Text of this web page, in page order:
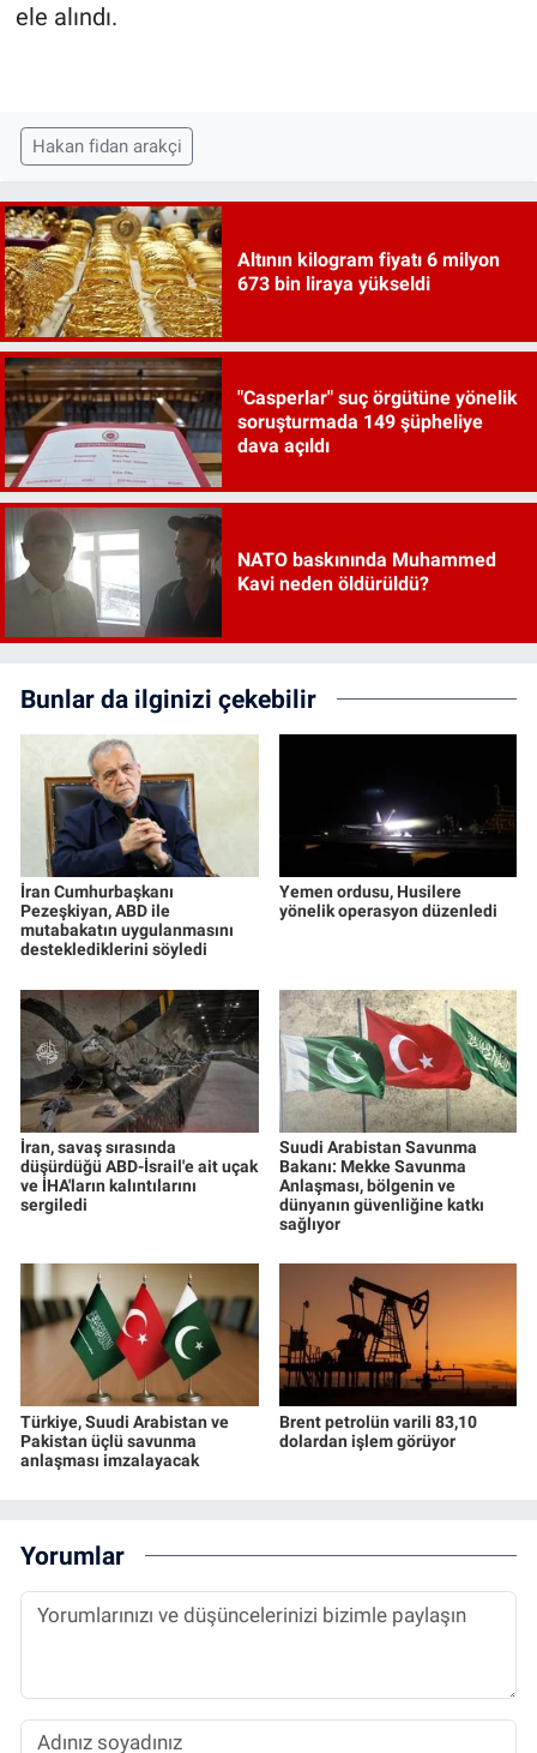
ele alındı.
Hakan fidan arakçi
Altının kilogram fiyatı 6 milyon
673 bin liraya yükseldi
"Casperlar" suç örgütüne yönelik
soruşturmada 149 şüpheliye
dava açıldı
NATO baskınında Muhammed
Kavi neden öldürüldü?
Bunlar da ilginizi çekebilir
İran Cumhurbaşkanı
Pezeşkiyan, ABD ile
mutabakatın uygulanmasını
desteklediklerini söyledi
Yemen ordusu, Husilere
yönelik operasyon düzenledi
İran, savaş sırasında
düşürdüğü ABD-İsrail'e ait uçak
ve İHA'ların kalıntılarını
sergiledi
Suudi Arabistan Savunma
Bakanı: Mekke Savunma
Anlaşması, bölgenin ve
dünyanın güvenliğine katkı
sağlıyor
Türkiye, Suudi Arabistan ve
Pakistan üçlü savunma
anlaşması imzalayacak
Brent petrolün varili 83,10
dolardan işlem görüyor
Yorumlar